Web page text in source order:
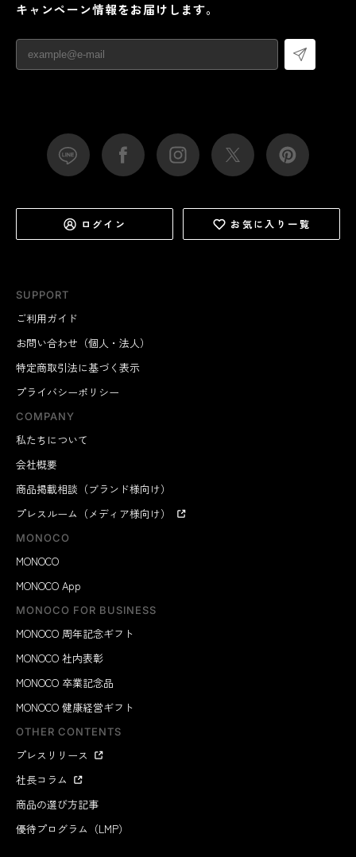
SUPPORT
ご利用ガイド
お問い合わせ（個人・法人）
特定商取引法に基づく表示
プライバシーポリシー
COMPANY
私たちについて
会社概要
商品掲載相談（ブランド様向け）
プレスルーム（メディア様向け）
MONOCO
MONOCO
MONOCO App
MONOCO FOR BUSINESS
MONOCO 周年記念ギフト
MONOCO 社内表彰
MONOCO 卒業記念品
MONOCO 健康経営ギフト
OTHER CONTENTS
プレスリリース
社長コラム
商品の選び方記事
優待プログラム（LMP）
キャンペーン情報をお届けします。
ログイン お気に入り一覧